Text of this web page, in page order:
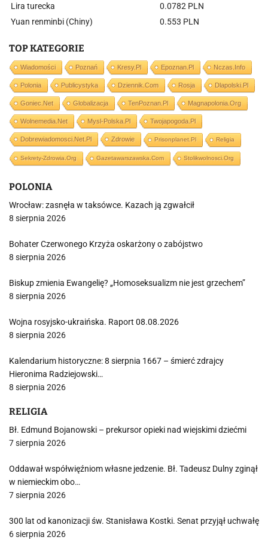
Lira turecka
0.0782 PLN
Yuan renminbi (Chiny)
0.553 PLN
TOP KATEGORIE
Wiadomości Poznań Kresy.pl Epoznan.pl Nczas.info
Polonia Publicystyka Dziennik.com Rosja Dlapolski.pl
Goniec.net Globalizacja TenPoznan.pl Magnapolonia.org
Wolnemedia.net Mysl-Polska.pl Twojapogoda.pl
Dobrewiadomosci.net.pl Zdrowie Prisonplanet.pl Religia
Sekrety-Zdrowia.org Gazetawarszawska.com Stolikwolnosci.org
POLONIA
Wrocław: zasnęła w taksówce. Kazach ją zgwałcił
8 sierpnia 2026
Bohater Czerwonego Krzyża oskarżony o zabójstwo
8 sierpnia 2026
Biskup zmienia Ewangelię? „Homoseksualizm nie jest grzechem”
8 sierpnia 2026
Wojna rosyjsko-ukraińska. Raport 08.08.2026
8 sierpnia 2026
Kalendarium historyczne: 8 sierpnia 1667 – śmierć zdrajcy
Hieronima Radziejowski…
8 sierpnia 2026
RELIGIA
Bł. Edmund Bojanowski – prekursor opieki nad wiejskimi dziećmi
7 sierpnia 2026
Oddawał współwięźniom własne jedzenie. Bł. Tadeusz Dulny zginął
w niemieckim obo…
7 sierpnia 2026
300 lat od kanonizacji św. Stanisława Kostki. Senat przyjął uchwałę
6 sierpnia 2026